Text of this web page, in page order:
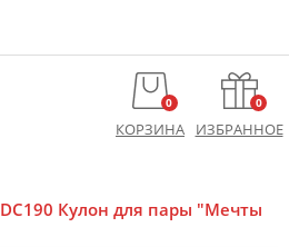
0
КОРЗИНА
0
ИЗБРАННОЕ
DC190 Кулон для пары "Мечты